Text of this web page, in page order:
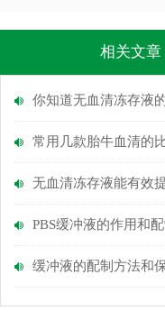
相关文章
常用几款胎牛血清的
PBS缓冲液的作用和
缓冲液的配制方法和